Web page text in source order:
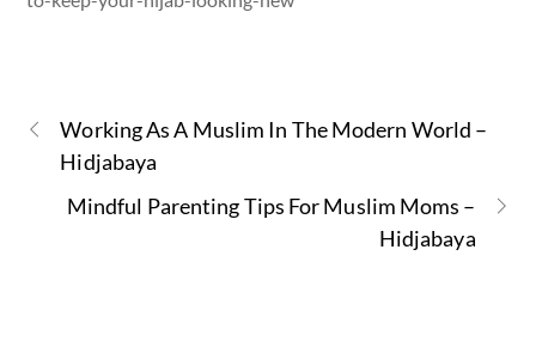
Working As A Muslim In The Modern World –
Hidjabaya
Mindful Parenting Tips For Muslim Moms –
Hidjabaya